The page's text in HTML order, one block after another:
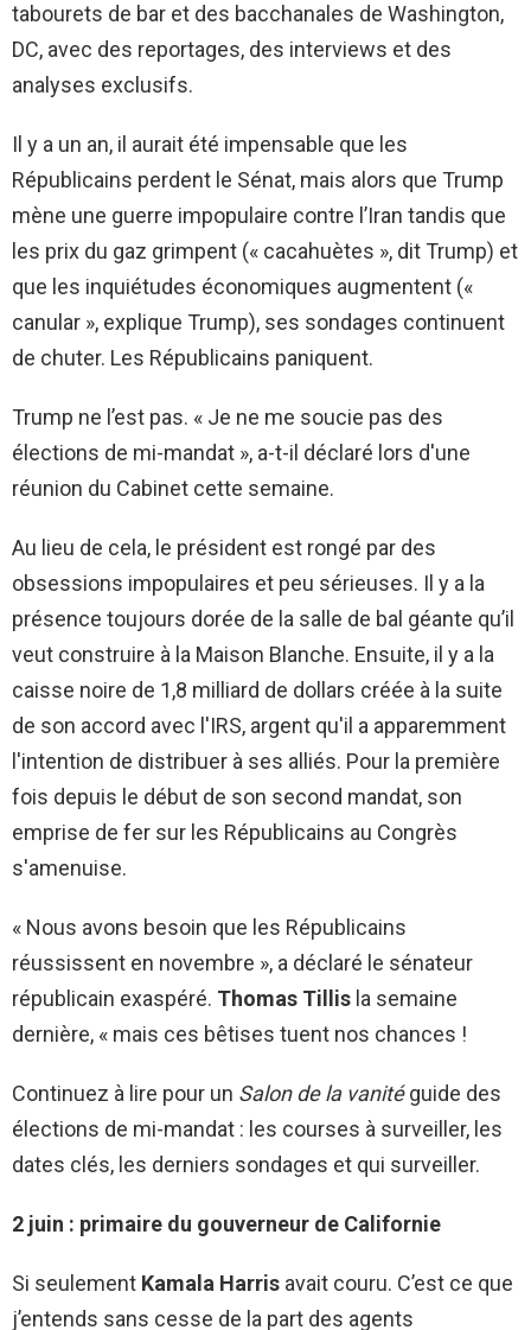
tabourets de bar et des bacchanales de Washington,
DC, avec des reportages, des interviews et des
analyses exclusifs.
Il y a un an, il aurait été impensable que les
Républicains perdent le Sénat, mais alors que Trump
mène une guerre impopulaire contre l’Iran tandis que
les prix du gaz grimpent (« cacahuètes », dit Trump) et
que les inquiétudes économiques augmentent («
canular », explique Trump), ses sondages continuent
de chuter. Les Républicains paniquent.
Trump ne l’est pas. « Je ne me soucie pas des
élections de mi-mandat », a-t-il déclaré lors d'une
réunion du Cabinet cette semaine.
Au lieu de cela, le président est rongé par des
obsessions impopulaires et peu sérieuses. Il y a la
présence toujours dorée de la salle de bal géante qu’il
veut construire à la Maison Blanche. Ensuite, il y a la
caisse noire de 1,8 milliard de dollars créée à la suite
de son accord avec l'IRS, argent qu'il a apparemment
l'intention de distribuer à ses alliés. Pour la première
fois depuis le début de son second mandat, son
emprise de fer sur les Républicains au Congrès
s'amenuise.
« Nous avons besoin que les Républicains
réussissent en novembre », a déclaré le sénateur
républicain exaspéré. Thomas Tillis la semaine
dernière, « mais ces bêtises tuent nos chances !
Continuez à lire pour un Salon de la vanitéguide des
élections de mi-mandat : ​​les courses à surveiller, les
dates clés, les derniers sondages et qui surveiller.
2 juin : primaire du gouverneur de Californie
Si seulement Kamala Harris avait couru. C’est ce que
j’entends sans cesse de la part des agents